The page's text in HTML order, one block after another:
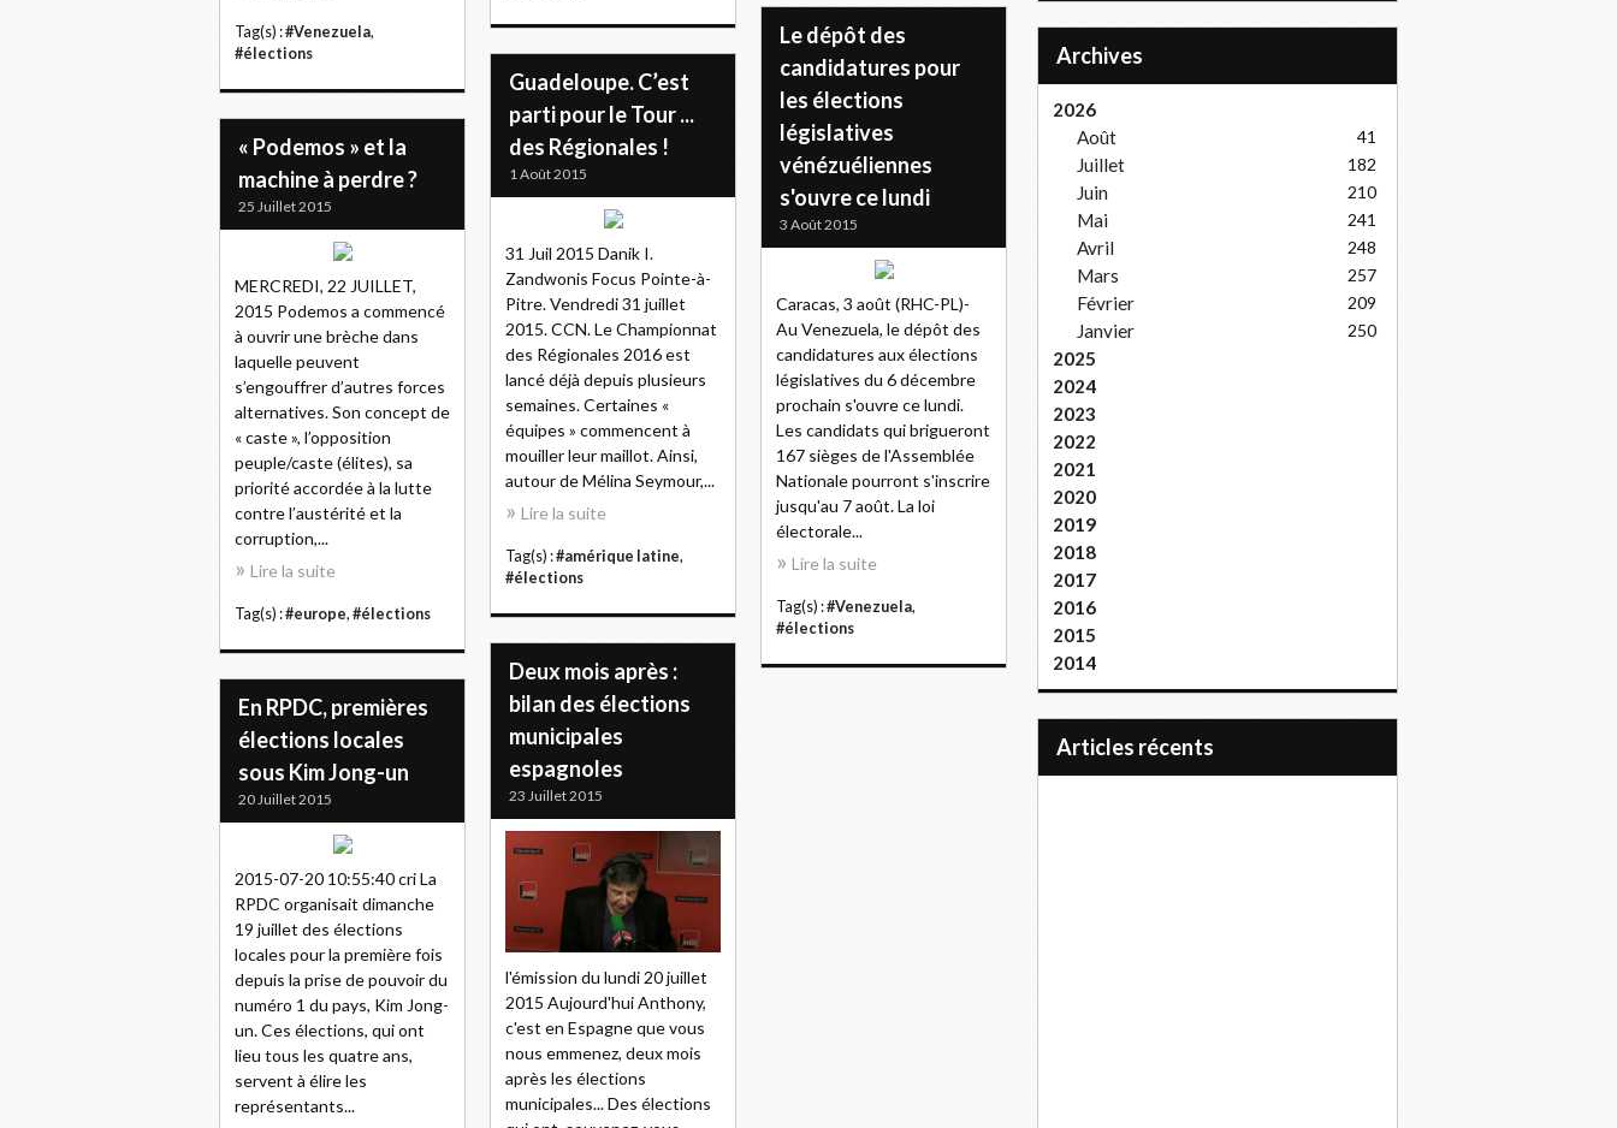
Tag(s) :#Venezuela,
#élections
Le dépôt des
candidatures pour
les élections
législatives
vénézuéliennes
s'ouvre ce lundi
3 Août 2015
Caracas, 3 août (RHC-PL)-
Au Venezuela, le dépôt des
candidatures aux élections
législatives du 6 décembre
prochain s'ouvre ce lundi.
Les candidats qui brigueront
167 sièges de l'Assemblée
Nationale pourront s'inscrire
jusqu'au 7 août. La loi
électorale...
Lire la suite
Tag(s) :#Venezuela,
#élections
Guadeloupe. C’est
parti pour le Tour ...
des Régionales !
1 Août 2015
31 Juil 2015 Danik I.
Zandwonis Focus Pointe-à-
Pitre. Vendredi 31 juillet
2015. CCN. Le Championnat
des Régionales 2016 est
lancé déjà depuis plusieurs
semaines. Certaines «
équipes » commencent à
mouiller leur maillot. Ainsi,
autour de Mélina Seymour,...
Lire la suite
Tag(s) :#amérique latine,
#élections
« Podemos » et la
machine à perdre ?
25 Juillet 2015
MERCREDI, 22 JUILLET,
2015 Podemos a commencé
à ouvrir une brèche dans
laquelle peuvent
s’engouffrer d’autres forces
alternatives. Son concept de
« caste », l’opposition
peuple/caste (élites), sa
priorité accordée à la lutte
contre l’austérité et la
corruption,...
Lire la suite
Tag(s) :#europe, #élections
Deux mois après :
bilan des élections
municipales
espagnoles
23 Juillet 2015
l'émission du lundi 20 juillet
2015 Aujourd'hui Anthony,
c'est en Espagne que vous
nous emmenez, deux mois
après les élections
municipales... Des élections
En RPDC, premières
élections locales
sous Kim Jong-un
20 Juillet 2015
2015-07-20 10:55:40 cri La
RPDC organisait dimanche
19 juillet des élections
locales pour la première fois
depuis la prise de pouvoir du
numéro 1 du pays, Kim Jong-
un. Ces élections, qui ont
lieu tous les quatre ans,
servent à élire les
représentants...
Archives
2026
Août
41
Juillet 182
Juin 210
Mai 241
Avril 248
Mars 257
Février 209
Janvier 250
2025
2024
2023
2022
2021
2020
2019
2018
2017
2016
2015
2014
articles récents